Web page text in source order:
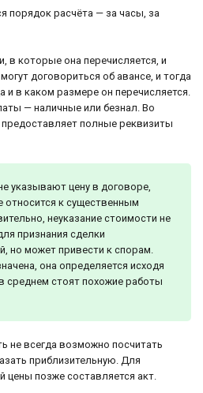
порядок расчёта — за часы, за
в которые она перечисляется, и
договориться об авансе, и тогда
и в каком размере он перечисляется.
— наличные или безнал. Во
полные реквизиты
указывают цену в договоре,
относится к существенным
неуказание стоимости не
признания сделки
но может привести к спорам.
она определяется исходя
среднем стоят похожие работы
не всегда возможно посчитать
приблизительную. Для
цены позже составляется акт.